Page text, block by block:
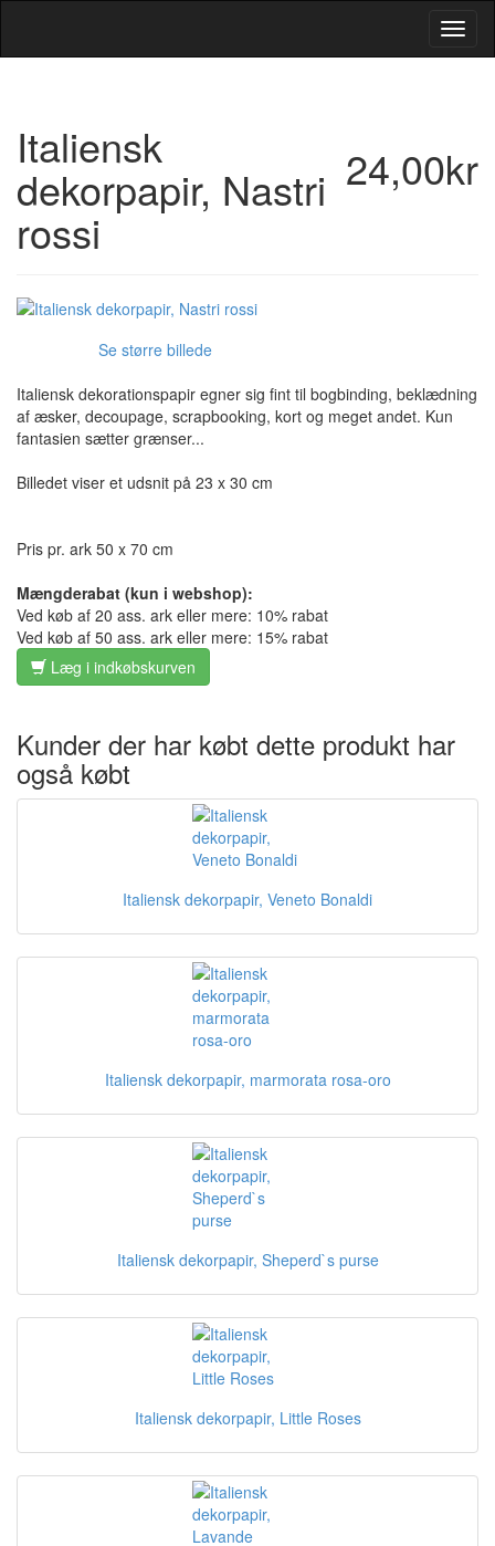
24,00kr
Italiensk
dekorpapir, Nastri
rossi
Se større billede
Italiensk dekorationspapir egner sig fint til bogbinding, beklædning
af æsker, decoupage, scrapbooking, kort og meget andet. Kun
fantasien sætter grænser...
Billedet viser et udsnit på 23 x 30 cm
Pris pr. ark 50 x 70 cm
Mængderabat (kun i webshop):
Ved køb af 20 ass. ark eller mere: 10% rabat
Ved køb af 50 ass. ark eller mere: 15% rabat
Læg i indkøbskurven
Kunder der har købt dette produkt har
også købt
Italiensk dekorpapir, Veneto Bonaldi
Italiensk dekorpapir, marmorata rosa-oro
Italiensk dekorpapir, Sheperd`s purse
Italiensk dekorpapir, Little Roses